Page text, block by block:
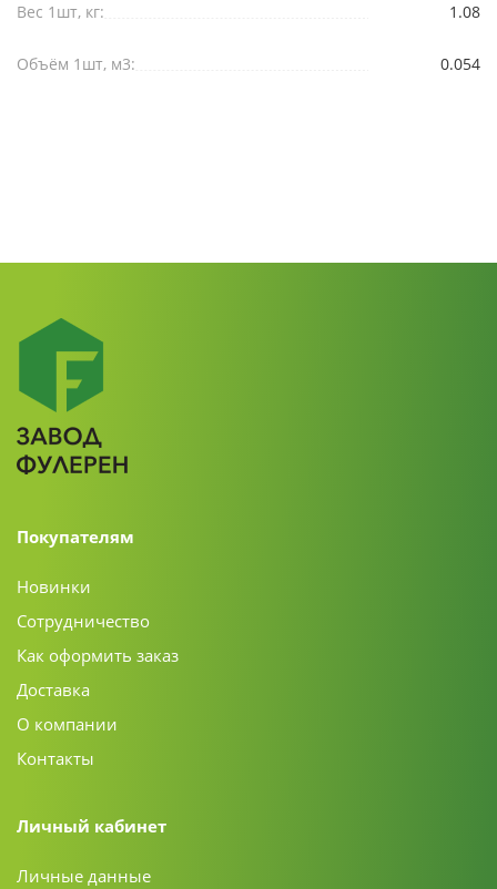
Вес 1шт, кг: 1.08
Объём 1шт, м3: 0.054
Покупателям
Новинки
Сотрудничество
Как оформить заказ
Доставка
О компании
Контакты
Личный кабинет
Личные данные